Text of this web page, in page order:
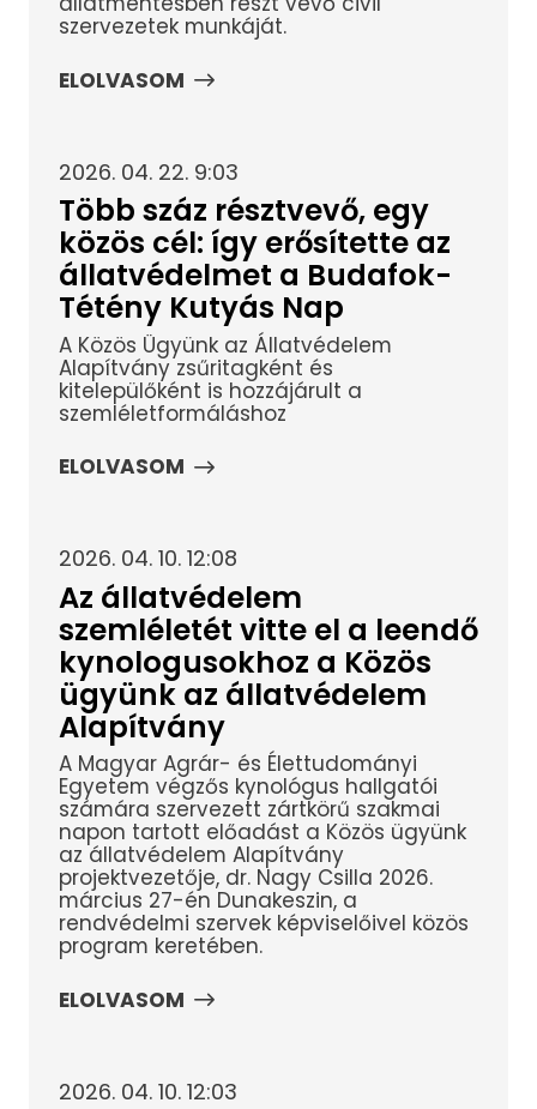
szervezetek munkáját.
ELOLVASOM
2026. 04. 22. 9:03
Több száz résztvevő, egy
közös cél: így erősítette az
állatvédelmet a Budafok-
Tétény Kutyás Nap
A Közös Ügyünk az Állatvédelem
Alapítvány zsűritagként és
kitelepülőként is hozzájárult a
szemléletformáláshoz
ELOLVASOM
2026. 04. 10. 12:08
Az állatvédelem
szemléletét vitte el a leendő
kynologusokhoz a Közös
ügyünk az állatvédelem
Alapítvány
A Magyar Agrár- és Élettudományi
Egyetem végzős kynológus hallgatói
számára szervezett zártkörű szakmai
napon tartott előadást a Közös ügyünk
az állatvédelem Alapítvány
projektvezetője, dr. Nagy Csilla 2026.
március 27-én Dunakeszin, a
rendvédelmi szervek képviselőivel közös
program keretében.
ELOLVASOM
2026. 04. 10. 12:03